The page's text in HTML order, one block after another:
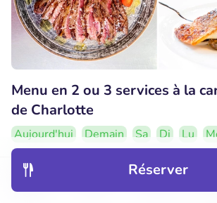
Réserver
Menu en 2 ou 3 services à la
de Charlotte
Aujourd'hui Demain Sa Di Lu
9.5
• 41 commentaires
La table de Charlotte